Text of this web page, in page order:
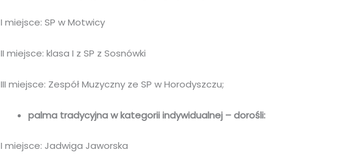
I miejsce: SP w Motwicy
II miejsce: klasa I z SP z Sosnówki
III miejsce: Zespół Muzyczny ze SP w Horodyszczu;
palma tradycyjna w kategorii indywidualnej – dorośli:
I miejsce: Jadwiga Jaworska